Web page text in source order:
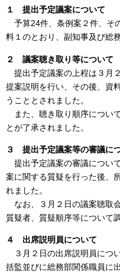
１ 提出予定議案について
予算24件、条例案２件、そ
料１のとおり、副知事及び総
２ 議案聴き取り等について
提出予定議案の上程は３月
提案説明を行い、その後、資
うこととされました。
また、聴き取り順序につい
とが了承されました。
３ 提出予定議案等の審議に
提出予定議案の審議につい
案に関する質疑を行った後、
れました。
なお、３月２日の議案聴取
質疑者、質疑順序等について
４ 出席説明員について
３月２日の出席説明員につ
括監並びに総務部関係職員に